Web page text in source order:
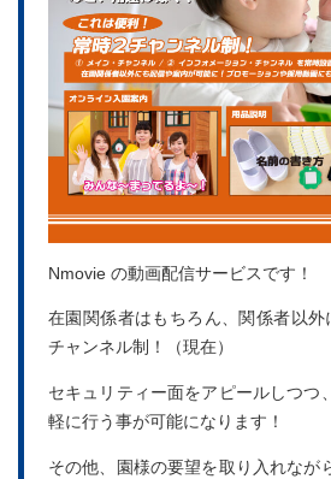
Nmovie の動画配信サービスです！
在園関係者はもちろん、関係者以
チャンネル制！（現在）
セキュリティー面をアピールしつつ
軽に行う事が可能になります！
その他、園様の要望を取り入れなが